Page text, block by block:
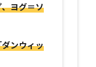
ヨグ＝ソ
ンウィッ